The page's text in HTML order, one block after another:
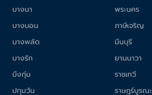
บางนา
บางบอน
บางพลัด
บางรัก
บึงกุ่ม
ปทุมวัน
พระนคร
ภาษีเจริญ
มีนบุรี
ยานนาวา
ราชเทวี
ราษฎร์บูรณะ